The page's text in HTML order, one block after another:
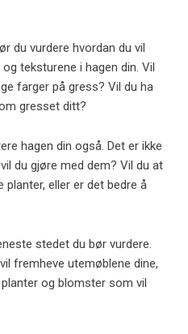
du vurdere hvordan du vil
teksturene i hagen din. Vil
farger på gress? Vil du ha
gresset ditt?
hagen din også. Det er ikke
du gjøre med dem? Vil du at
eller er det bedre å
stedet du bør vurdere.
fremheve utemøblene dine,
og blomster som vil